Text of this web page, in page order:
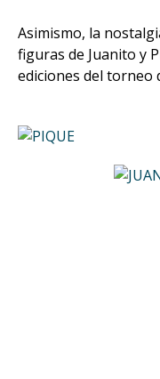
Asimismo, la
figuras de Juanito y
ediciones del torneo